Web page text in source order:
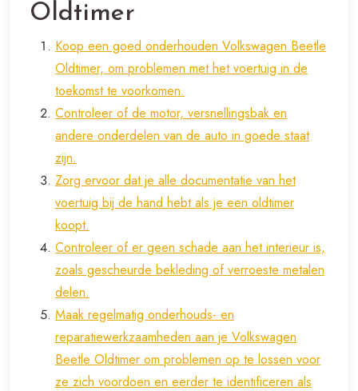
Oldtimer
Koop een goed onderhouden Volkswagen Beetle
Oldtimer, om problemen met het voertuig in de
toekomst te voorkomen.
Controleer of de motor, versnellingsbak en
andere onderdelen van de auto in goede staat
zijn.
Zorg ervoor dat je alle documentatie van het
voertuig bij de hand hebt als je een oldtimer
koopt.
Controleer of er geen schade aan het interieur is,
zoals gescheurde bekleding of verroeste metalen
delen.
Maak regelmatig onderhouds- en
reparatiewerkzaamheden aan je Volkswagen
Beetle Oldtimer om problemen op te lossen voor
ze zich voordoen en eerder te identificeren als